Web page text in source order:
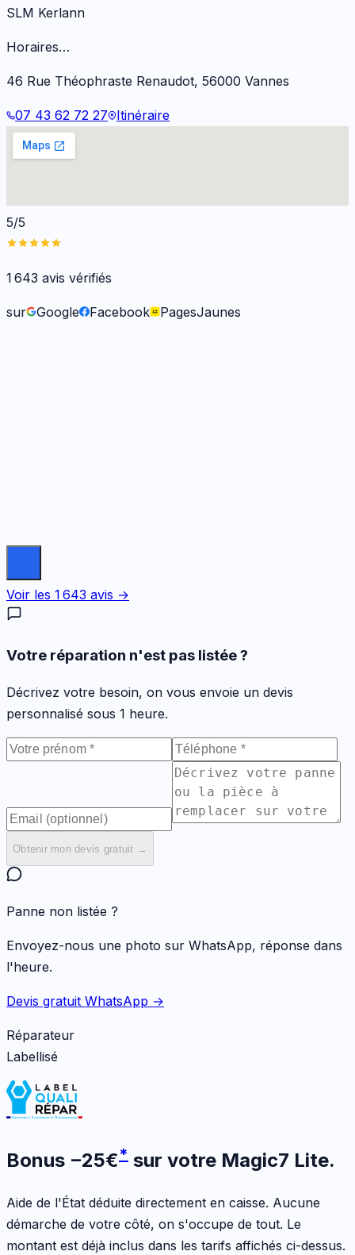
SLM Kerlann
Horaires…
46 Rue Théophraste Renaudot, 56000 Vannes
07 43 62 72 27 Itinéraire
5/5
1 643 avis vérifiés
sur Google Facebook PagesJaunes
Voir les 1 643 avis →
Votre réparation n'est pas listée ?
Décrivez votre besoin, on vous envoie un devis
personnalisé sous 1 heure.
Obtenir mon devis gratuit →
Panne non listée ?
Envoyez-nous une photo sur WhatsApp, réponse dans
l'heure.
Devis gratuit WhatsApp →
Réparateur
Labellisé
Bonus −25€* sur votre Magic7 Lite.
Aide de l'État déduite directement en caisse. Aucune
démarche de votre côté, on s'occupe de tout. Le
montant est déjà inclus dans les tarifs affichés ci-dessus.